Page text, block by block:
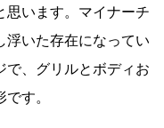
思います。マイナーチ
浮いた存在になってい
で、グリルとボディお
す。